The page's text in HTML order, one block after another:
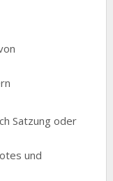
Satzung oder
und